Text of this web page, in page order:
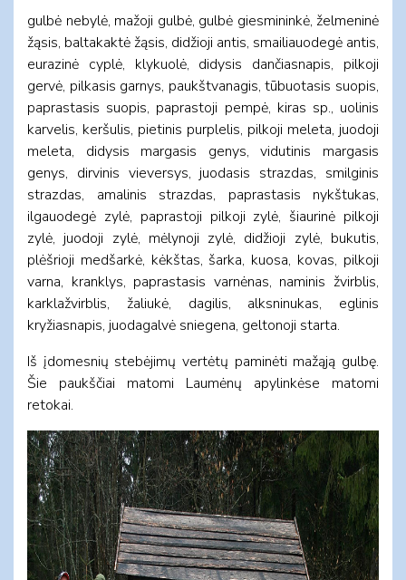
gulbė nebylė, mažoji gulbė, gulbė giesmininkė, želmeninė
žąsis, baltakaktė žąsis, didžioji antis, smailiauodegė antis,
eurazinė cyplė, klykuolė, didysis dančiasnapis, pilkoji
gervė, pilkasis garnys, paukštvanagis, tūbuotasis suopis,
paprastasis suopis, paprastoji pempė, kiras sp., uolinis
karvelis, keršulis, pietinis purplelis, pilkoji meleta, juodoji
meleta, didysis margasis genys, vidutinis margasis
genys, dirvinis vieversys, juodasis strazdas, smilginis
strazdas, amalinis strazdas, paprastasis nykštukas,
ilgauodegė zylė, paprastoji pilkoji zylė, šiaurinė pilkoji
zylė, juodoji zylė, mėlynoji zylė, didžioji zylė, bukutis,
plėšrioji medšarkė, kėkštas, šarka, kuosa, kovas, pilkoji
varna, kranklys, paprastasis varnėnas, naminis žvirblis,
karklažvirblis, žaliukė, dagilis, alksninukas, eglinis
kryžiasnapis, juodagalvė sniegena, geltonoji starta.
Iš įdomesnių stebėjimų vertėtų paminėti mažąją gulbę.
Šie paukščiai matomi Laumėnų apylinkėse matomi
retokai.